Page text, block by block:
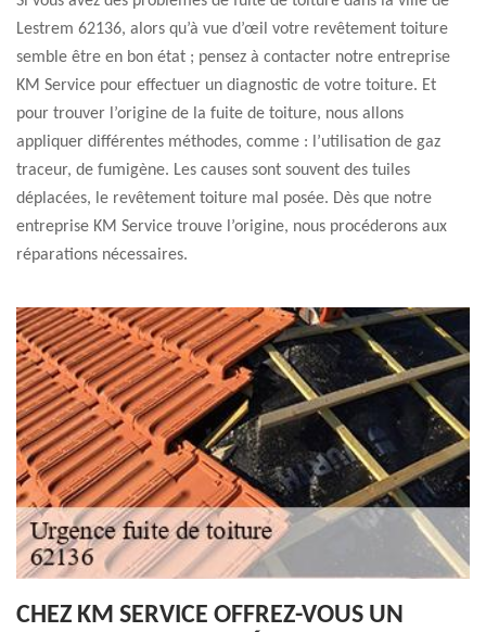
Lestrem 62136, alors qu’à vue d’œil votre revêtement toiture
semble être en bon état ; pensez à contacter notre entreprise
KM Service pour effectuer un diagnostic de votre toiture. Et
pour trouver l’origine de la fuite de toiture, nous allons
appliquer différentes méthodes, comme : l’utilisation de gaz
traceur, de fumigène. Les causes sont souvent des tuiles
déplacées, le revêtement toiture mal posée. Dès que notre
entreprise KM Service trouve l’origine, nous procéderons aux
réparations nécessaires.
CHEZ KM SERVICE OFFREZ-VOUS UN